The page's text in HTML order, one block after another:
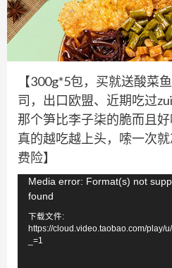
【300g*5包，买就送酸菜
司，出口欧盟、近期吃过
那个笋比李子柒的脆而且
真的越吃越上头，嗦一次
费险】
视
频
Media error: Format(s) not
found
下载文件:
https://cloud.video.taobao.com/play/
_=1